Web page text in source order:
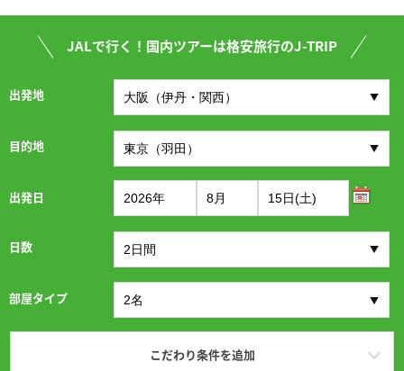
JALで行く！国内ツアーは格安旅行のJ-TRIP
出発地
目的地
出発日
日数
部屋タイプ
こだわり条件を追加